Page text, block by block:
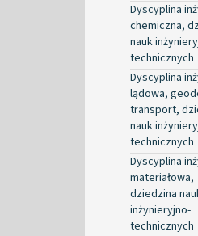
Dyscyplina
chemiczna,
nauk
technicznych
Dyscyplina
lądowa,
transport,
nauk
technicznych
Dyscyplina
materiałowa,
dziedzina
inżynieryjno-
technicznych